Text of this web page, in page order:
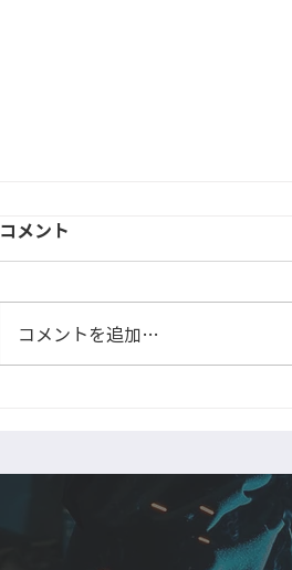
柱を大組中です
コメント
コメントを追加…